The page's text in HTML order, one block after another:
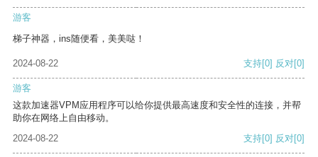
游客
梯子神器，ins随便看，美美哒！
2024-08-22 支持[0] 反对[0]
游客
这款加速器VPM应用程序可以给你提供最高速度和安全性的连接，并帮
助你在网络上自由移动。
2024-08-22
支持[0] 反对[0]